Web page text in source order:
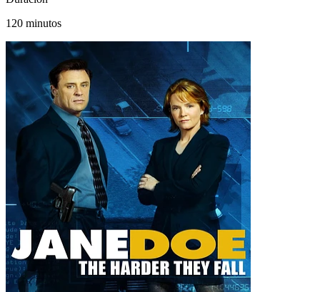
120 minutos